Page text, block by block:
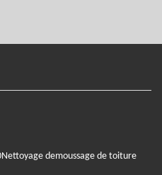
Nettoyage demoussage de toiture